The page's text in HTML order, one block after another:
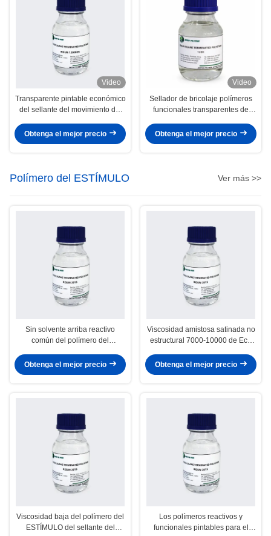
Video
Transparente pintable económico
del sellante del movimiento del
amarillo claro
Obtenga el mejor precio
Video
Sellador de bricolaje polímeros
funcionales transparentes de
viscosidad
Obtenga el mejor precio
Polímero del ESTÍMULO Ver más >>
Sin solvente arriba reactivo
común del polímero del
construcción
Obtenga el mejor precio
Viscosidad amistosa satinada no
estructural 7000-10000 de Eco
ESTÍMULO
Obtenga el mejor precio
Viscosidad baja del polímero del
ESTÍMULO del sellante del
Los polímeros reactivos y
funcionales pintables para el